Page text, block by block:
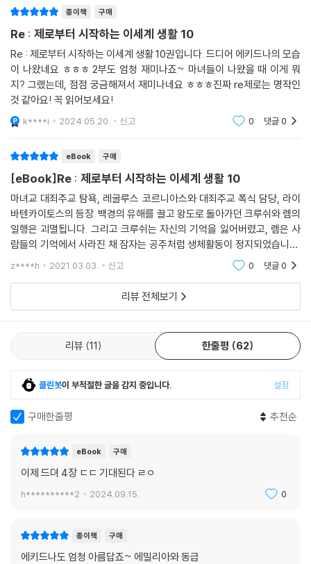
종이책 구매
Re : 제로부터 시작하는 이세계 생활 10
Re : 제로부터 시작하는 이세계 생활 10권입니다. 드디어 에키드나의 모습
이 나왔네요 ㅎㅎㅎ 2부도 엄청 재미나죠~ 마녀들이 나왔을 때 이게 뭐
지? 그랬는데, 점점 궁금해져서 재미나네요 ㅎㅎㅎ진짜 re제로는 명작인
것 같아요! 꼭 읽어보세요!
k****i 2024.05.20. 신고 0 댓글0
eBook 구매
[eBook]Re : 제로부터 시작하는 이세계 생활 10
마녀교 대죄주교 탐욕, 레굴루스 코르니아스와 대죄주교 폭식 담당, 라이
바텐카이토스의 등장. 백경의 유해를 끌고 왕도로 돌아가던 크루쉬와 렘의
일행은 괴멸됩니다. 그리고 크루쉬는 자신의 기억을 잃어버렸고, 렘은 사
람들의 기억에서 사라진 채 잠자는 공주처럼 생체활동이 정지되었습니다.
z****h 2021.03.03. 신고 0 댓글0
리뷰 전체보기
리뷰 11 한줄평 62
클린봇이 부적절한 글을 감지 중입니다. 설정
구매한줄평 추천순
eBook 구매
이제 드뎌 4장 ㄷㄷ 기대된다 ㄹㅇ
h**********2 2024.09.15. 0
종이책 구매
에키드나도 엄청 아름답죠~ 에밀리아와 동급